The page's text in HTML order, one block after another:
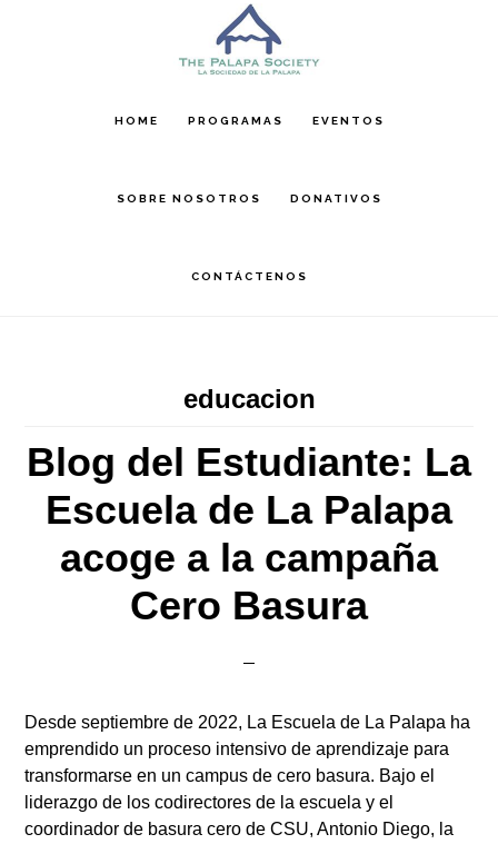
HOME PROGRAMAS EVENTOS
SOBRE NOSOTROS DONATIVOS
CONTÁCTENOS
educacion
Blog del Estudiante: La
Escuela de La Palapa
acoge a la campaña
Cero Basura
Desde septiembre de 2022, La Escuela de La Palapa ha
emprendido un proceso intensivo de aprendizaje para
transformarse en un campus de cero basura. Bajo el
liderazgo de los codirectores de la escuela y el
coordinador de basura cero de CSU, Antonio Diego, la